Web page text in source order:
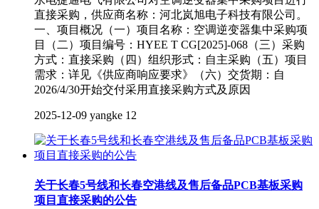
直接采购，供应商名称：河北岚旭电子科技有限公司。
一、项目概况（一）项目名称：空调逆变器集中采购项
目（二）项目编号：HYEE T CG[2025]-068（三）采购
方式：直接采购（四）组织形式：自主采购（五）项目
需求：详见《供应商响应要求》（六）交货期：自
2026/4/30开始交付采用直接采购方式及原因
2025-12-09 yangke 12
关于长春5号线和长春空港线及售后备品PCB基板采购
项目直接采购的公告